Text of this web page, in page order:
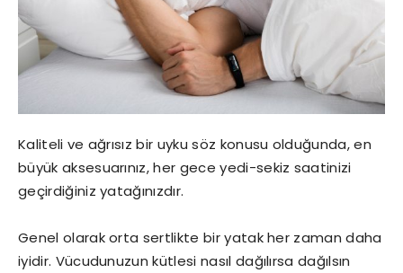
Kaliteli ve ağrısız bir uyku söz konusu olduğunda, en
büyük aksesuarınız, her gece yedi-sekiz saatinizi
geçirdiğiniz yatağınızdır.
Genel olarak orta sertlikte bir yatak her zaman daha
iyidir. Vücudunuzun kütlesi nasıl dağılırsa dağılsın